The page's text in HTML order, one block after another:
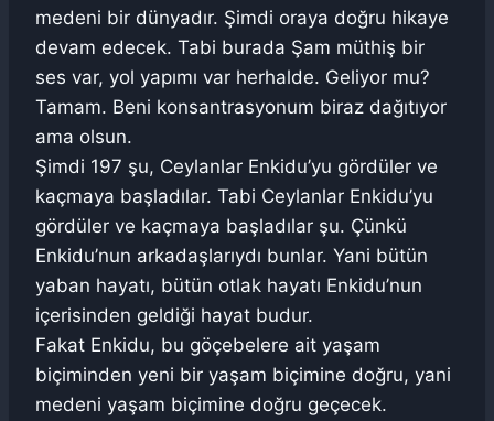
medeni bir dünyadır. Şimdi oraya doğru hikaye
devam edecek. Tabi burada Şam müthiş bir
ses var, yol yapımı var herhalde. Geliyor mu?
Tamam. Beni konsantrasyonum biraz dağıtıyor
ama olsun.
Şimdi 197 şu, Ceylanlar Enkidu’yu gördüler ve
kaçmaya başladılar. Tabi Ceylanlar Enkidu’yu
gördüler ve kaçmaya başladılar şu. Çünkü
Enkidu’nun arkadaşlarıydı bunlar. Yani bütün
yaban hayatı, bütün otlak hayatı Enkidu’nun
içerisinden geldiği hayat budur.
Fakat Enkidu, bu göçebelere ait yaşam
biçiminden yeni bir yaşam biçimine doğru, yani
medeni yaşam biçimine doğru geçecek.